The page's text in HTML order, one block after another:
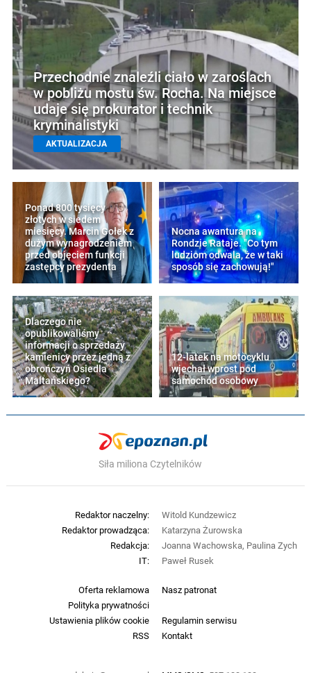
Przechodnie znaleźli ciało w zaroślach
w pobliżu mostu św. Rocha. Na miejsce
udaje się prokurator i technik
kryminalistyki
AKTUALIZACJA
Ponad 800 tysięcy
złotych w siedem
miesięcy. Marcin Gołek z
dużym wynagrodzeniem
przed objęciem funkcji
zastępcy prezydenta
Nocna awantura na
Rondzie Rataje. "Co tym
ludziom odwala, że w taki
sposób się zachowują!"
Dlaczego nie
opublikowaliśmy
informacji o sprzedaży
kamienicy przez jedną z
obrończyń Osiedla
Maltańskiego?
12-latek na motocyklu
wjechał wprost pod
samochód osobowy
Siła miliona Czytelników
Oferta reklamowa
Nasz patronat
Polityka prywatności
Ustawienia plików cookie
Regulamin serwisu
RSS
Kontakt
Redaktor naczelny:
Witold Kundzewicz
Redaktor prowadząca:
Katarzyna Żurowska
Redakcja:
Joanna Wachowska, Paulina Zych
IT:
Paweł Rusek